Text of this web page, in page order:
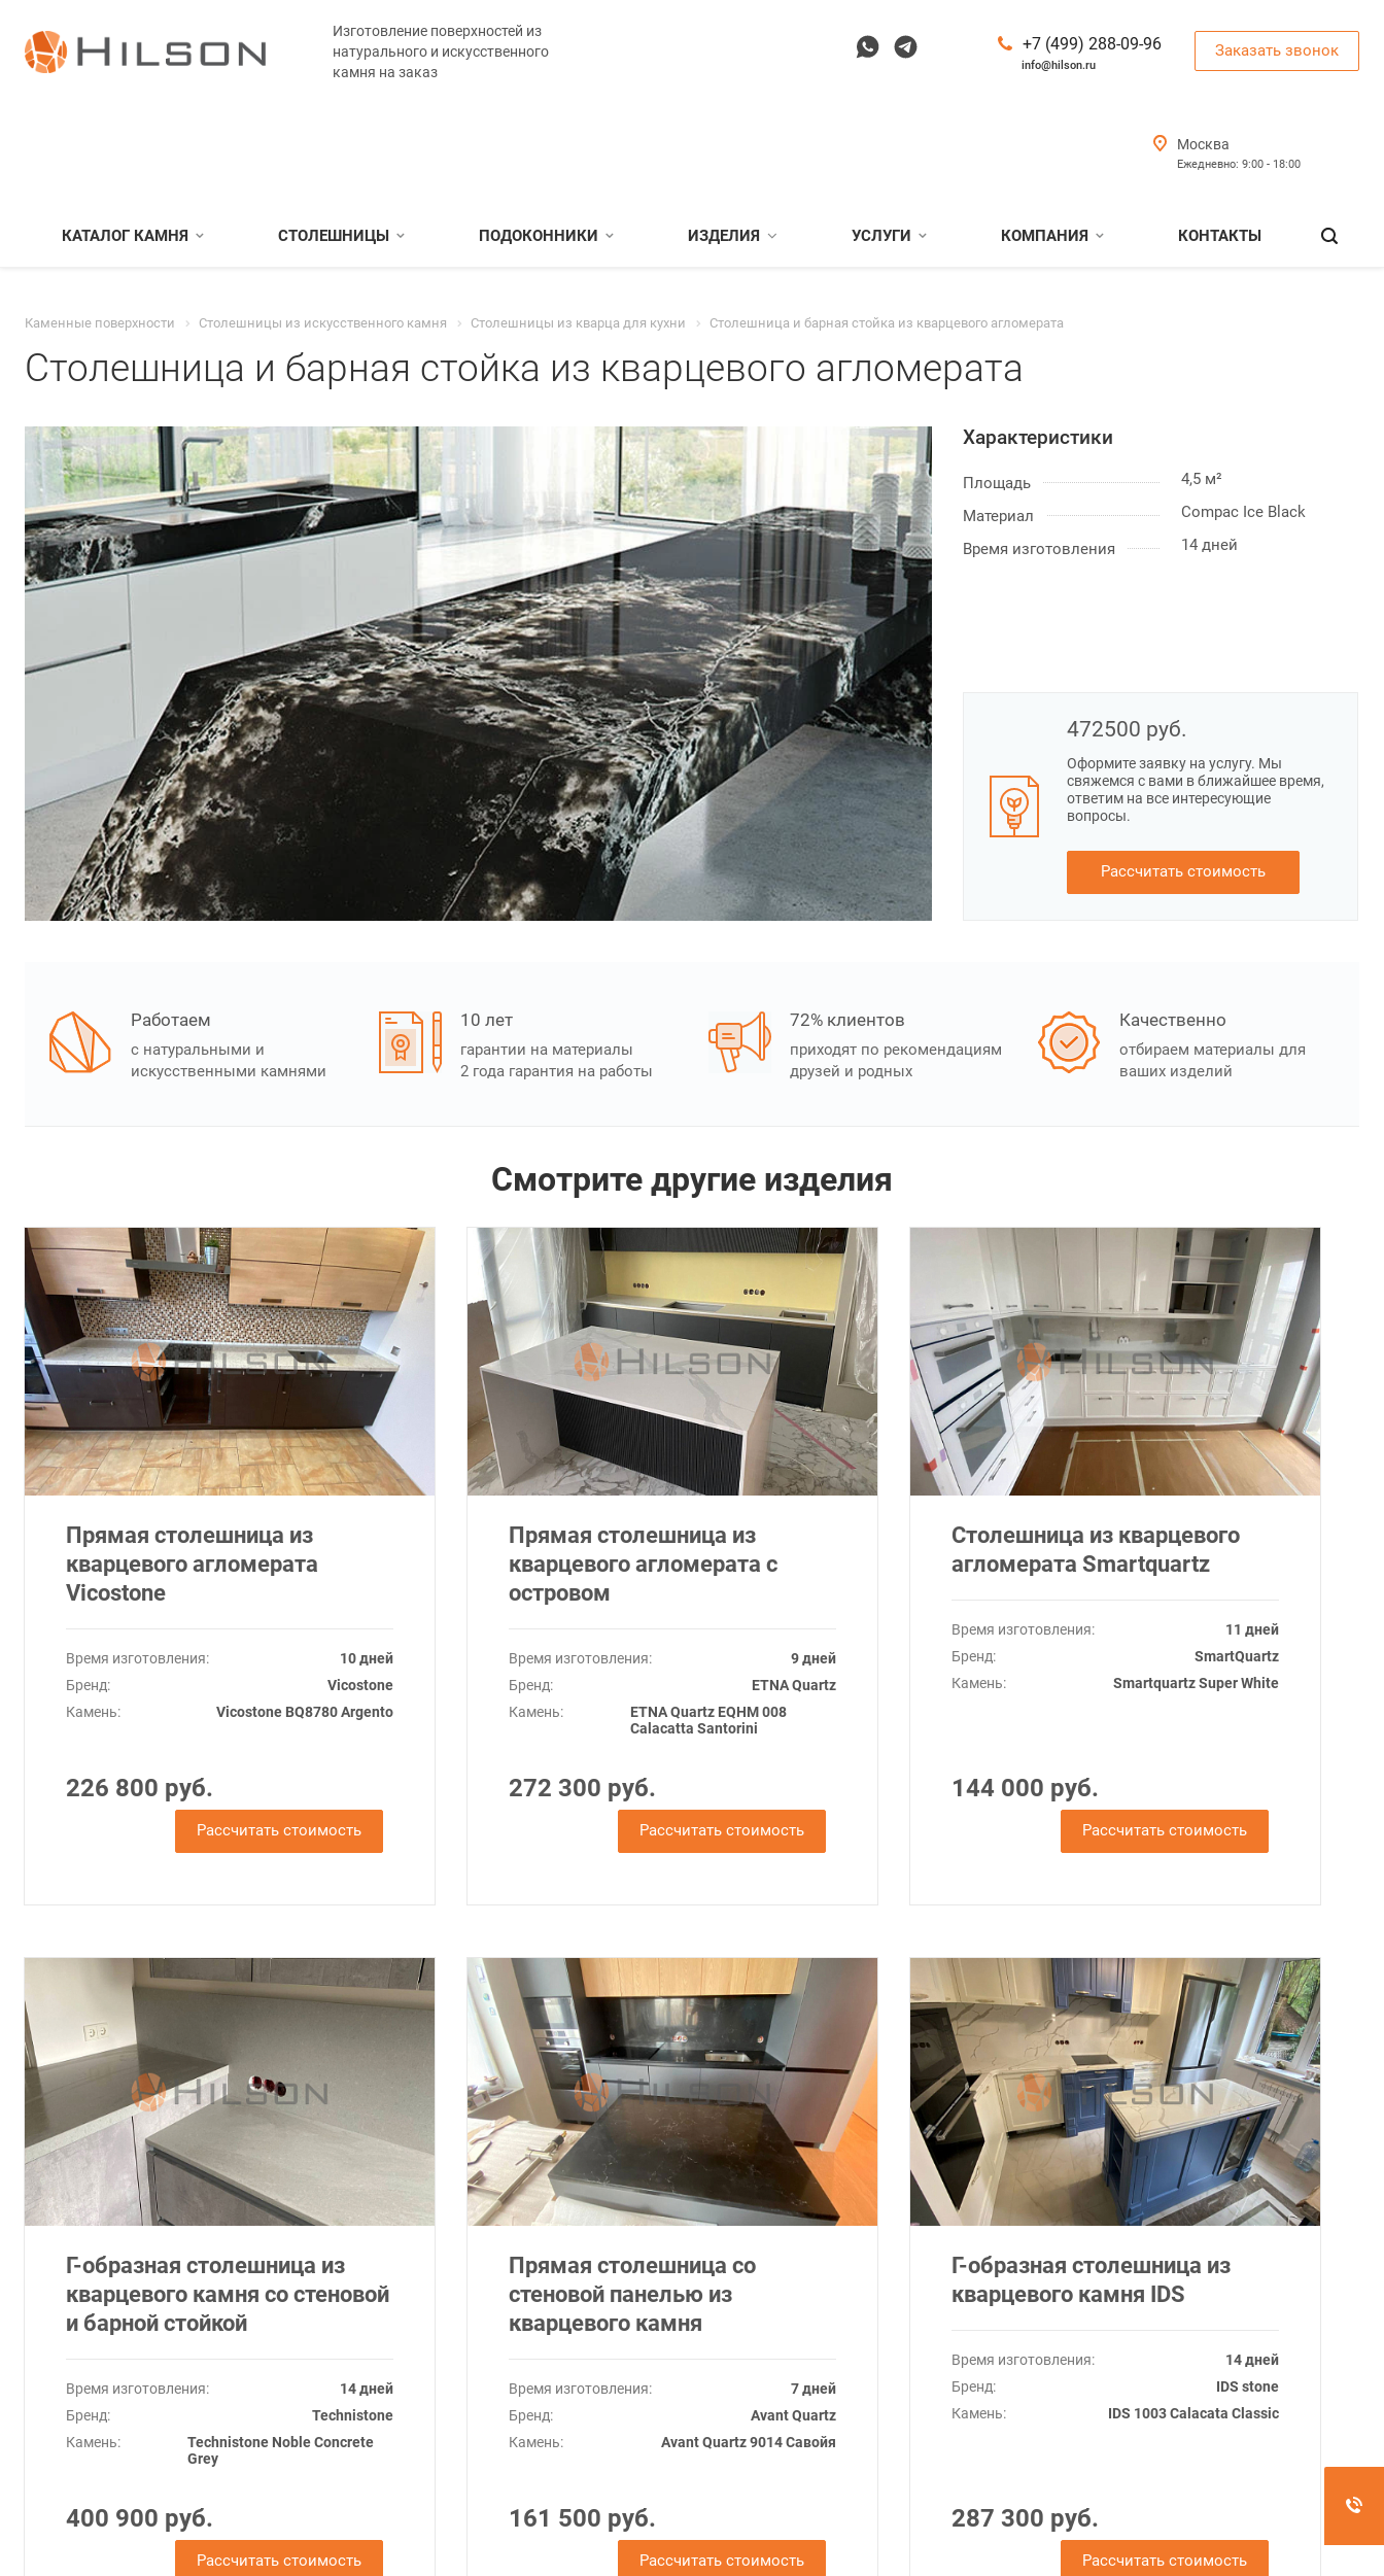
Изготовление поверхностей из
натурального и искусственного
камня на заказ
+7 (499) 288-09-96
info@hilson.ru
Заказать звонок
Москва
Ежедневно: 9:00 - 18:00
КАТАЛОГ КАМНЯ СТОЛЕШНИЦЫ ПОДОКОННИКИ ИЗДЕЛИЯ УСЛУГИ КОМПАНИЯ КОНТАКТЫ
Каменные поверхности Столешницы из искусственного камня Столешницы из кварца для кухни Столешница и барная стойка из кварцевого агломерата
Столешница и барная стойка из кварцевого агломерата
Характеристики
Площадь
4,5 м²
Материал
Compac Ice Black
Время изготовления
14 дней
472500 руб.
Оформите заявку на услугу. Мы
свяжемся с вами в ближайшее время,
ответим на все интересующие
вопросы.
Рассчитать стоимость
Работаем
с натуральными и
искусственными камнями
10 лет
гарантии на материалы
2 года гарантия на работы
72% клиентов
приходят по рекомендациям
друзей и родных
Качественно
отбираем материалы для
ваших изделий
Смотрите другие изделия
Прямая столешница из
кварцевого агломерата
Vicostone
Время изготовления:
10 дней
Бренд:
Vicostone
Камень:
Vicostone BQ8780 Argento
226 800 руб.
Рассчитать стоимость
Прямая столешница из
кварцевого агломерата с
островом
Время изготовления:
9 дней
Бренд:
ETNA Quartz
Камень:
ETNA Quartz EQHM 008
Calacatta Santorini
272 300 руб.
Рассчитать стоимость
Столешница из кварцевого
агломерата Smartquartz
Время изготовления:
11 дней
Бренд:
SmartQuartz
Камень:
Smartquartz Super White
144 000 руб.
Рассчитать стоимость
Г-образная столешница из
кварцевого камня со стеновой
и барной стойкой
Время изготовления:
14 дней
Бренд:
Technistone
Камень:
Technistone Noble Concrete
Grey
400 900 руб.
Рассчитать стоимость
Прямая столешница со
стеновой панелью из
кварцевого камня
Время изготовления:
7 дней
Бренд:
Avant Quartz
Камень:
Avant Quartz 9014 Савойя
161 500 руб.
Рассчитать стоимость
Г-образная столешница из
кварцевого камня IDS
Время изготовления:
14 дней
Бренд:
IDS stone
Камень:
IDS 1003 Calacata Classic
287 300 руб.
Рассчитать стоимость